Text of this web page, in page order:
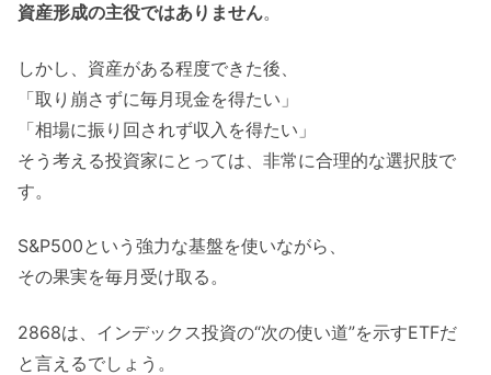
資産形成の主役ではありません。
しかし、資産がある程度できた後、
「取り崩さずに毎月現金を得たい」
「相場に振り回されず収入を得たい」
そう考える投資家にとっては、非常に合理的な選択肢で
す。
S&P500という強力な基盤を使いながら、
その果実を毎月受け取る。
2868は、インデックス投資の“次の使い道”を示すETFだ
と言えるでしょう。